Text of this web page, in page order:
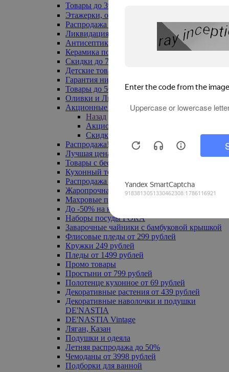
Товары до 399₽
Этажерки, обувницы
Распродажа текстиля до -50%
Ликвидация до -70%
Антисептики
Керамика по 129 руб
Скидки до 70%
Детские товары
Гарантия низкой цены
Товары до 500 руб
Оливки и Лимоны
Акционные товары
Назад
Акционные товары
Скидка 20% по промокоду
Распродажа! Ульяновск до -70%
Лучшая цена
Товары с бесплатной доставкой
Кухонный текстиль
Распродажа до -50%
Жаропрочная посуда
Махровые полотенца
До -50% на ковры
Наборы посуды FORA
Заварочные чайники с бамбуковой крышкой
Флисовые пледы от 299 рублей
Кружки 249 рублей
Пледы от 1499 рублей
Промо товары
Простыни от 799 рублей
Полотенце кухонное от 69 рублей
Декоративные растения от 439 рублей
Декоративные наволочки и подушки
DE'NASTIA
DE'NASTIA Vintage
Ляган, Казан
Подушки и одеяла
Летняя распродажа до 50%
Чемоданы от 3998 рублей
Подборки для ванной